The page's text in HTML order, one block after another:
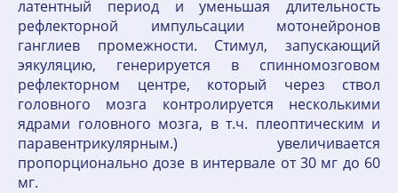
латентный период и уменьшая длительность
рефлекторной импульсации мотонейронов
ганглиев промежности. Стимул, запускающий
эякуляцию, генерируется в спинномозговом
рефлекторном центре, который через ствол
головного мозга контролируется несколькими
ядрами головного мозга, в т.ч. плеоптическим и
паравентрикулярным.) увеличивается
пропорционально дозе в интервале от 30 мг до 60
мг.